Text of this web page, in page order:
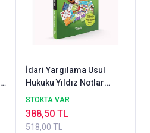
İdari Yargılama Usul
Hukuku Yıldız Notlar
Mehmet Bülent
STOKTA VAR
518,00 TL
388,50 TL